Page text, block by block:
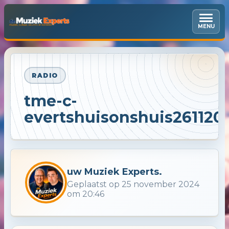
MENU
RADIO
tme-c-
uw Muziek Experts.
Geplaatst op 25 november 2024
om 20:46